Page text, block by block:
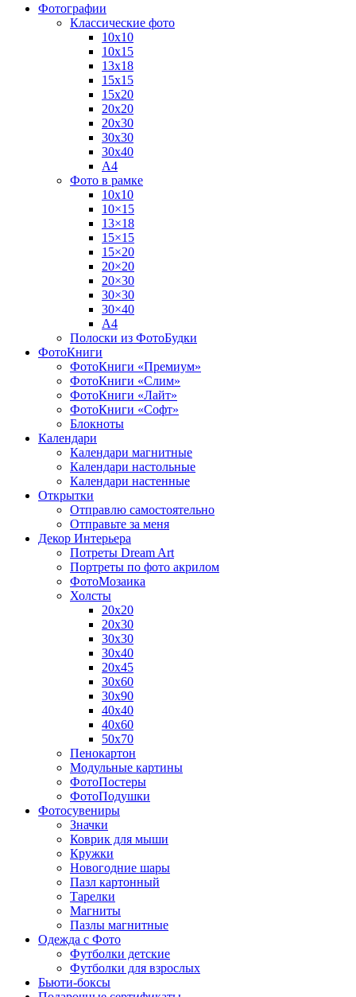
Фотографии
Классические фото
10х10
10х15
13х18
15х15
15х20
20х20
20х30
30х30
30х40
А4
Фото в рамке
10х10
10×15
13×18
15×15
15×20
20×20
20×30
30×30
30×40
A4
Полоски из ФотоБудки
ФотоКниги
ФотоКниги «Премиум»
ФотоКниги «Слим»
ФотоКниги «Лайт»
ФотоКниги «Софт»
Блокноты
Календари
Календари магнитные
Календари настольные
Календари настенные
Открытки
Отправлю самостоятельно
Отправьте за меня
Декор Интерьера
Потреты Dream Art
Портреты по фото акрилом
ФотоМозаика
Холсты
20х20
20х30
30х30
30х40
20х45
30х60
30х90
40х40
40х60
50х70
Пенокартон
Модульные картины
ФотоПостеры
ФотоПодушки
Фотоcувениры
Значки
Коврик для мыши
Кружки
Новогодние шары
Пазл картонный
Тарелки
Магниты
Пазлы магнитные
Одежда с Фото
Футболки детские
Футболки для взрослых
Бьюти-боксы